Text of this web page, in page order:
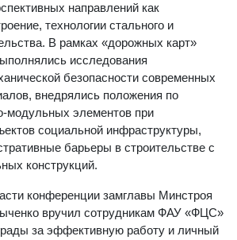
направлений как
технологии стального и
В рамках «дорожных карт»
исследования
безопасности современных
внедрялись положения по
модульных элементов при
социальной инфраструктуры,
барьеры в строительстве с
конструкций.
конференции замглавы Минстроя
вручил сотрудникам ФАУ «ФЦС»
за эффективную работу и личный